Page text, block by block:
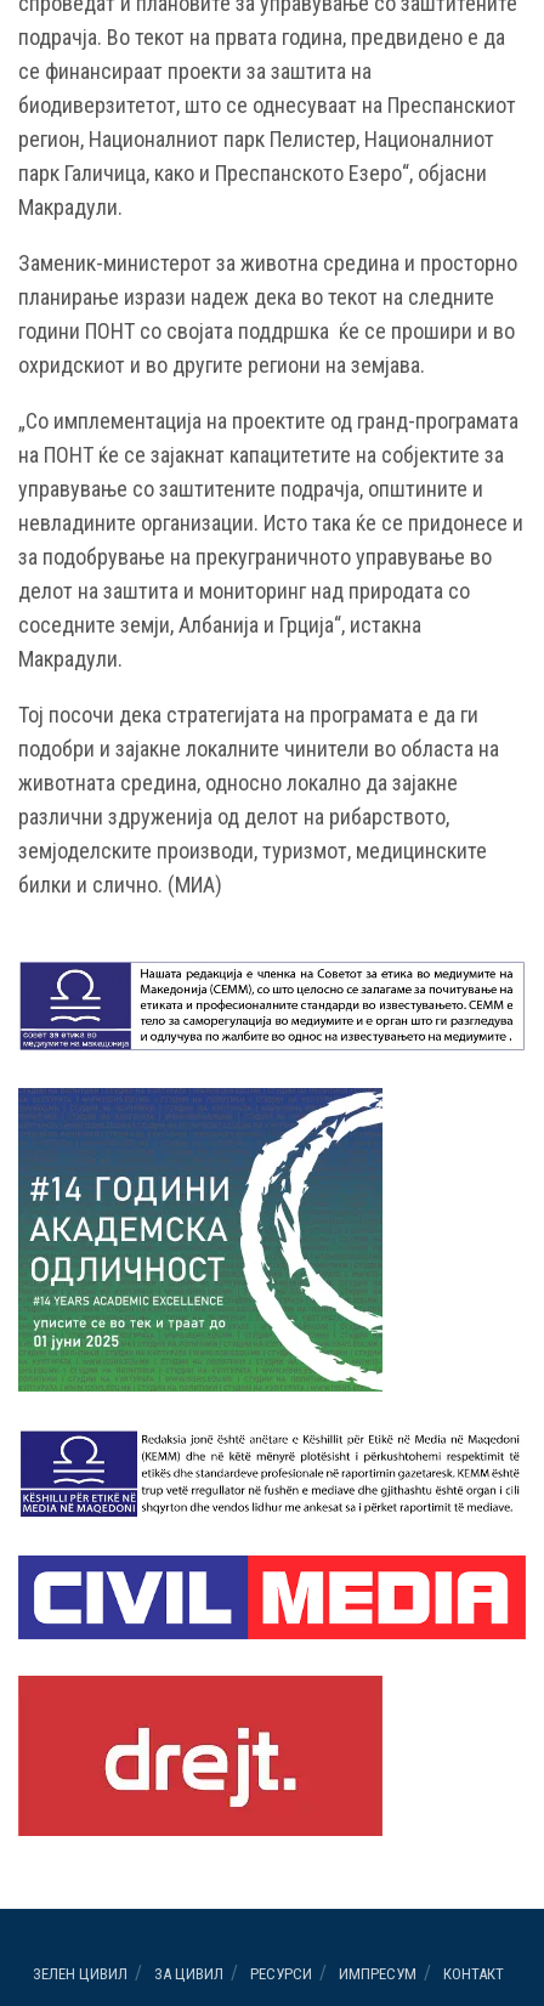
подрачја. Во текот на првата година, предвидено е да
се финансираат проекти за заштита на
биодиверзитетот, што се однесуваат на Преспанскиот
регион, Националниот парк Пелистер, Националниот
парк Галичица, како и Преспанското Езеро“, објасни
Макрадули.
Заменик-министерот за животна средина и просторно
планирање изрази надеж дека во текот на следните
години ПОНТ со својата поддршка ќе се прошири и во
охридскиот и во другите региони на земјава.
„Со имплементација на проектите од гранд-програмата
на ПОНТ ќе се зајакнат капацитетите на собјектите за
управување со заштитените подрачја, општините и
невладините организации. Исто така ќе се придонесе и
за подобрување на прекуграничното управување во
делот на заштита и мониторинг над природата со
соседните земји, Албанија и Грција“, истакна
Макрадули.
Тој посочи дека стратегијата на програмата е да ги
подобри и зајакне локалните чинители во областа на
животната средина, односно локално да зајакне
различни здруженија од делот на рибарството,
земјоделските производи, туризмот, медицинските
билки и слично. (МИА)
ЗЕЛЕН ЦИВИЛ ЗА ЦИВИЛ РЕСУРСИ ИМПРЕСУМ КОНТАКТ